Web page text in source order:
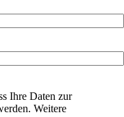
Ihre Daten zur
Weitere